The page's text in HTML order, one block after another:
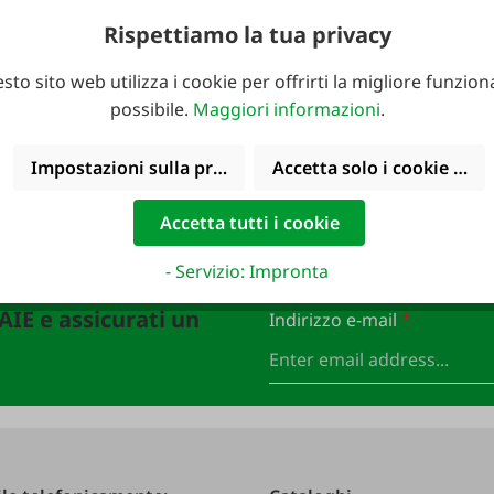
e assicurati un Indirizzo e-mail *
Rispettiamo la tua privacy
sito web utilizza i cookie per offrirti la migliore
possibile. Maggiori informazioni.
Impostazioni sulla privacy Accetta solo i cookie
Accetta tutti i cookie
- Servizio: Impronta